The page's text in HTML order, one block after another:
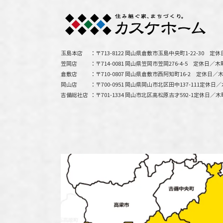
玉島本店 〒713-8122 岡山県倉敷市玉島中央町1-22-30 定休
笠岡店
〒714-0081 岡山県笠岡市笠岡276-4-5 定休日／木
倉敷店
〒710-0807 岡山県倉敷市西阿知町16-2 定休日／
岡山店
〒700-0951 岡山県岡山市北区田中137-111定休日
吉備総社店
〒701-1334 岡山市北区高松原古才592-1定休日／木